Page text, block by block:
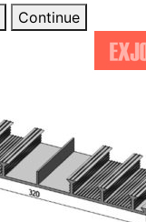
Continue